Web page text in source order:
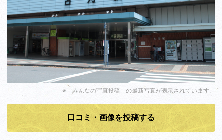
※「みんなの写真投稿」の最新写真が表示されています。
口コミ・画像を投稿する